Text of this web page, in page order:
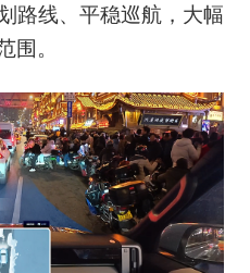
路线、平稳巡航，大幅
围。